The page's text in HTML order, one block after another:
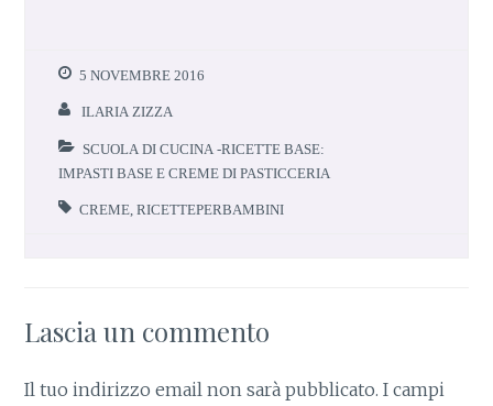
b
o
o
k
te
p
p
5 NOVEMBRE 2016
ILARIA ZIZZA
SCUOLA DI CUCINA -RICETTE BASE:
IMPASTI BASE E CREME DI PASTICCERIA
CREME ,RICETTEPERBAMBINI
Lascia un commento
Il tuo indirizzo email non sarà pubblicato. I campi